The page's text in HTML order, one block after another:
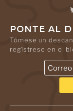
PONTE AL
Tómese un
regístrese en el